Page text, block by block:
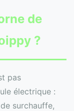
de
?
pas
électrique :
surchauffe,